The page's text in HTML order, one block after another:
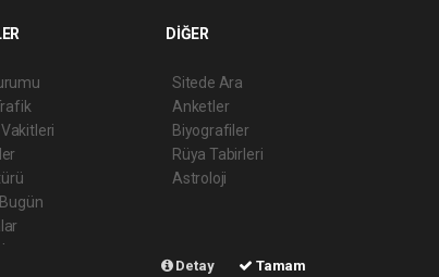
Detay Tamam
DİĞER
Sitede Ara
Anketler
Biyografiler
Rüya Tabirleri
Astroloji